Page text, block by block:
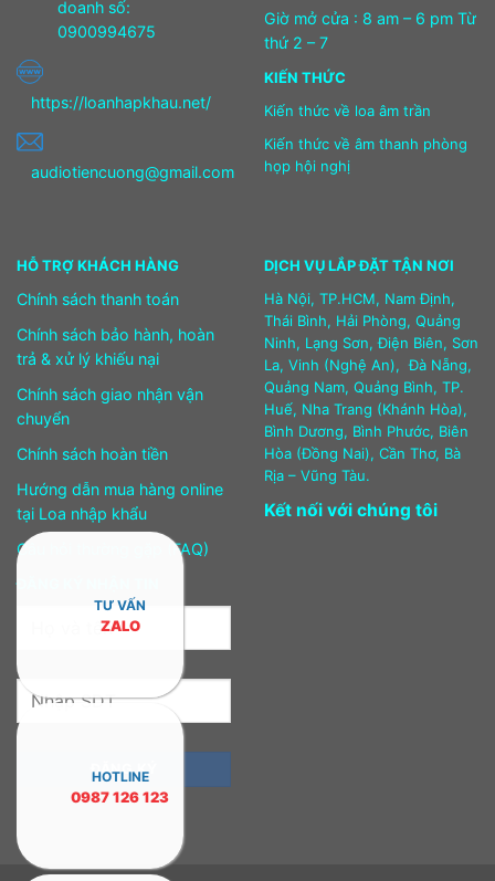
doanh số:
0900994675
https://loanhapkhau.net/
audiotiencuong@gmail.com
Giờ mở cửa : 8 am – 6 pm Từ
thứ 2 – 7
KIẾN THỨC
Kiến thức về loa âm trần
Kiến thức về âm thanh phòng
họp hội nghị
HỖ TRỢ KHÁCH HÀNG
Chính sách thanh toán
Chính sách bảo hành, hoàn
trả & xử lý khiếu nại
Chính sách giao nhận vận
chuyển
Chính sách hoàn tiền
Hướng dẫn mua hàng online
tại Loa nhập khẩu
Câu hỏi thường gặp (FAQ)
DỊCH VỤ LẮP ĐẶT TẬN NƠI
Hà Nội, TP.HCM, Nam Định,
Thái Bình, Hải Phòng, Quảng
Ninh, Lạng Sơn, Điện Biên, Sơn
La, Vinh (Nghệ An), Đà Nẵng,
Quảng Nam, Quảng Bình, TP.
Huế, Nha Trang (Khánh Hòa),
Bình Dương, Bình Phước, Biên
Hòa (Đồng Nai), Cần Thơ, Bà
Rịa – Vũng Tàu.
Kết nối với chúng tôi
TƯ VẤN
ZALO
HOTLINE
0987 126 123